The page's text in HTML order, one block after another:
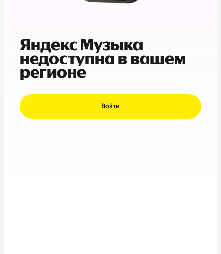
Яндекс Музыка
недоступна в вашем
регионе
Войти